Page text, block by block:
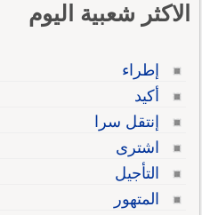
الاكثر شعبية اليوم
إطراء
أكيد
إنتقل سرا
اشترى
التأجيل
المتهور